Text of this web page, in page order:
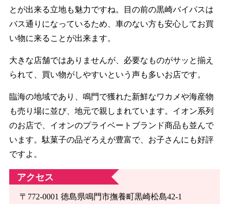
とが出来る立地も魅力ですね。目の前の黒崎バイパスは
バス通りになっているため、車のない方も安心してお買
い物に来ることが出来ます。
大きな店舗ではありませんが、必要なものがサッと揃え
られて、買い物がしやすいという声も多いお店です。
臨海の地域であり、鳴門で獲れた新鮮なワカメや海産物
も売り場に並び、地元で親しまれています。イオン系列
のお店で、イオンのプライベートブランド商品も並んで
います。駄菓子の品ぞろえが豊富で、お子さんにも好評
ですよ。
アクセス
〒772-0001 徳島県鳴門市撫養町黒崎松島42-1